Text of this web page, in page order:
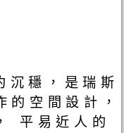
穩，是瑞斯
的空間設計，
平易近人的